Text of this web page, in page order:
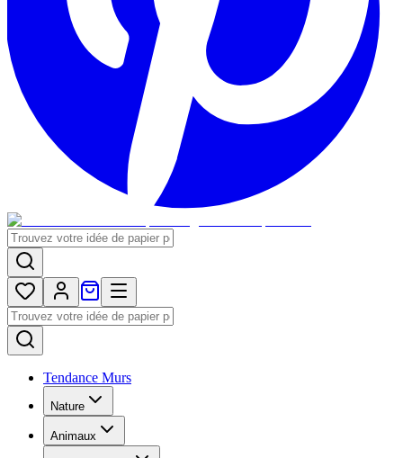
Tendance Murs
Nature
Animaux